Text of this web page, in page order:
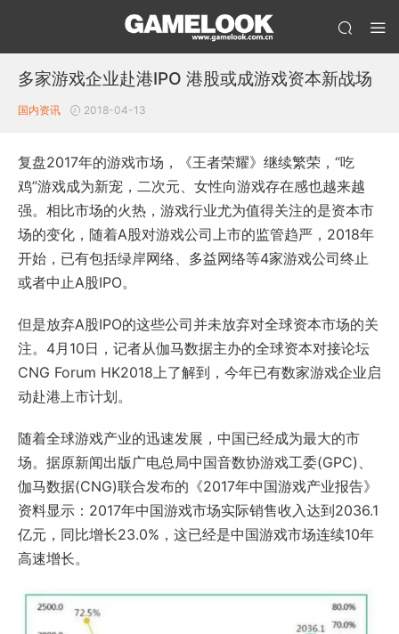
多家游戏企业赴港IPO 港股或成游戏资本新战场
国内资讯 2018-04-13
复盘2017年的游戏市场，《王者荣耀》继续繁荣，“吃
鸡”游戏成为新宠，二次元、女性向游戏存在感也越来越
强。相比市场的火热，游戏行业尤为值得关注的是资本市
场的变化，随着A股对游戏公司上市的监管趋严，2018年
开始，已有包括绿岸网络、多益网络等4家游戏公司终止
或者中止A股IPO。
但是放弃A股IPO的这些公司并未放弃对全球资本市场的关
注。4月10日，记者从伽马数据主办的全球资本对接论坛
CNG Forum HK2018上了解到，今年已有数家游戏企业启
动赴港上市计划。
随着全球游戏产业的迅速发展，中国已经成为最大的市
场。据原新闻出版广电总局中国音数协游戏工委(GPC)、
伽马数据(CNG)联合发布的《2017年中国游戏产业报告》
资料显示：2017年中国游戏市场实际销售收入达到2036.1
亿元，同比增长23.0%，这已经是中国游戏市场连续10年
高速增长。